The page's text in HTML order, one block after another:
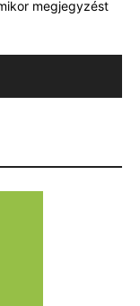
megjegyzést